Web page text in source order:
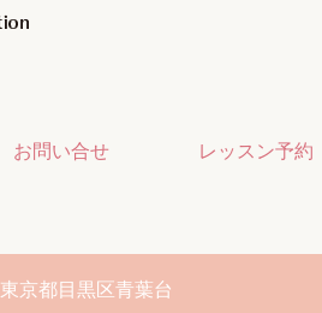
お問い合せ レッスン予約
東京都目黒区青葉台